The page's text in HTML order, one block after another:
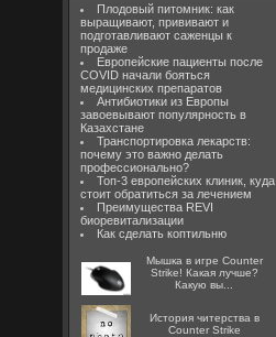
Плодовый питомник: как
выращивают, прививают и
подготавливают саженцы к
продаже
Европейские пациенты после
COVID начали бояться
медицинских препаратов
Антибиотики из Европы
завоевывают популярность в
Казахстане
Транспортировка лекарств:
почему это важно делать
профессионально?
Топ-3 европейских клиник, куда
стоит обратиться за лечением
Преимущества REVI
биоревитализации
Как сделать коптильню
Мышка в игре Counter
Strike! Какая лучше?
Какую вы...
История читерства в
Counter Strike